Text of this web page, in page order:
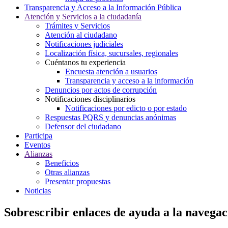
Transparencia y Acceso a la Información Pública
Atención y Servicios a la ciudadanía
Trámites y Servicios
Atención al ciudadano
Notificaciones judiciales
Localización física, sucursales, regionales
Cuéntanos tu experiencia
Encuesta atención a usuarios
Transparencia y acceso a la información
Denuncios por actos de corrupción
Notificaciones disciplinarios
Notificaciones por edicto o por estado
Respuestas PQRS y denuncias anónimas
Defensor del ciudadano
Participa
Eventos
Alianzas
Beneficios
Otras alianzas
Presentar propuestas
Noticias
Sobrescribir enlaces de ayuda a la